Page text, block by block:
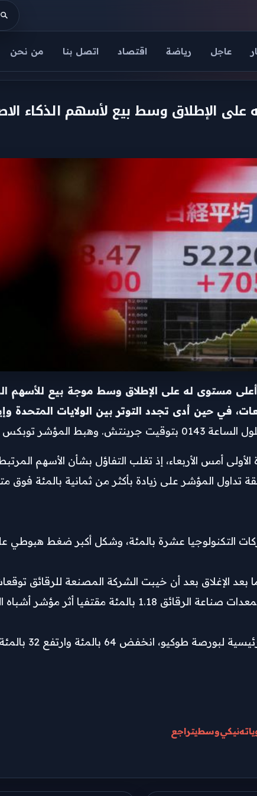
عاجل رياضة اقتصاد اتصل بنا من نحن
على الإطلاق وسط بيع لأسهم الذكاء
مستوى له على الإطلاق وسط موجة ​بيع للأسهم
في حين أدى تجدد التوتر بين الولايات المتحدة
مستوى 68 ألف نقطة للمرة الأولى أمس الأربعاء، ​إذ تغلب التفاؤل بشأن
عشرة بالمئة، وشكل أكبر ضغط هبوطي
نيكيوسطيتراجع